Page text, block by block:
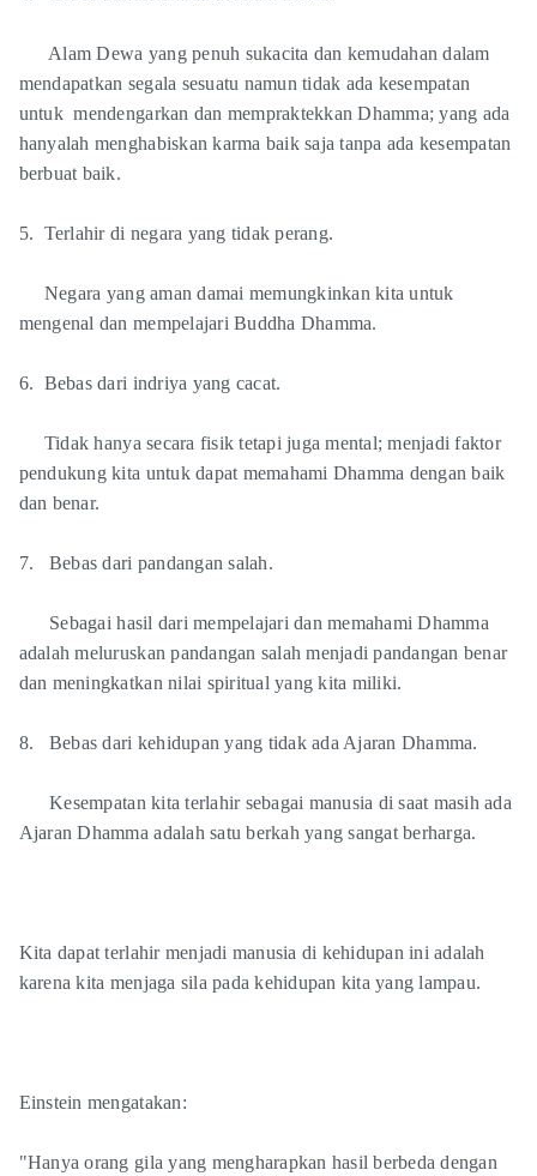
Alam Dewa yang penuh sukacita dan kemudahan dalam
mendapatkan segala sesuatu namun tidak ada kesempatan
untuk mendengarkan dan mempraktekkan Dhamma; yang ada
hanyalah menghabiskan karma baik saja tanpa ada kesempatan
berbuat baik.
5. Terlahir di negara yang tidak perang.
Negara yang aman damai memungkinkan kita untuk
mengenal dan mempelajari Buddha Dhamma.
6. Bebas dari indriya yang cacat.
Tidak hanya secara fisik tetapi juga mental; menjadi faktor
pendukung kita untuk dapat memahami Dhamma dengan baik
dan benar.
7. Bebas dari pandangan salah.
Sebagai hasil dari mempelajari dan memahami Dhamma
adalah meluruskan pandangan salah menjadi pandangan benar
dan meningkatkan nilai spiritual yang kita miliki.
8. Bebas dari kehidupan yang tidak ada Ajaran Dhamma.
Kesempatan kita terlahir sebagai manusia di saat masih ada
Ajaran Dhamma adalah satu berkah yang sangat berharga.
Kita dapat terlahir menjadi manusia di kehidupan ini adalah
karena kita menjaga sila pada kehidupan kita yang lampau.
Einstein mengatakan:
"Hanya orang gila yang mengharapkan hasil berbeda dengan